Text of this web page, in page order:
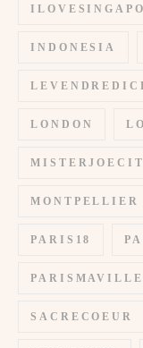
INDONESIA
LONDON
MONTPELLIER
PARIS18
PARISMAVILLE
SACRECOEUR